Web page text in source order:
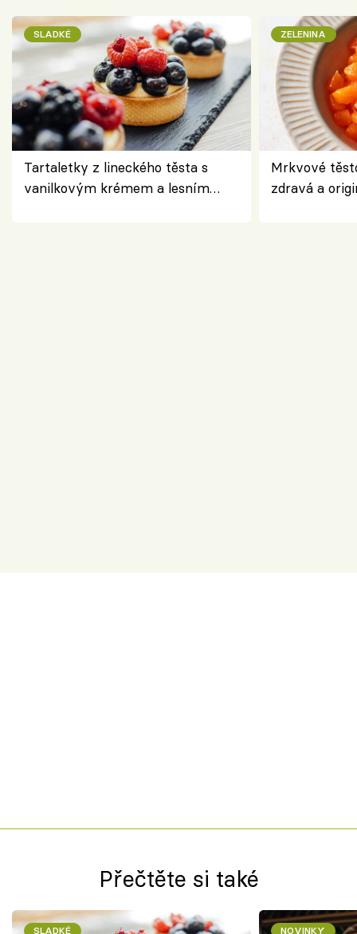
SLADKÉ
Tartaletky z lineckého těsta s
vanilkovým krémem a lesním
ZELENINA
Mrkvové
zdravá a
Přečtěte si také
SLADKÉ NOVINKY